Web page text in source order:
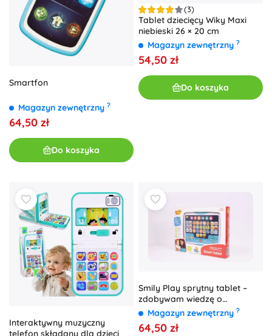
Smartfon
Magazyn zewnętrzny ?
64,50 zł
Do koszyka
(3)
Tablet dziecięcy Wiky Maxi
niebieski 26 × 20 cm
Magazyn zewnętrzny ?
54,50 zł
Do koszyka
Interaktywny muzyczny
telefon składany dla dzieci
Smily Play sprytny tablet –
zdobywam wiedzę o
zwierzętach
Magazyn zewnętrzny ?
64,50 zł